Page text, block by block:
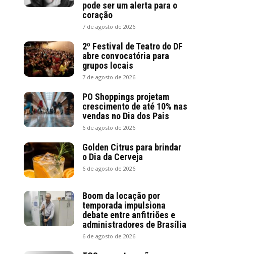
pode ser um alerta para o
coração
7 de agosto de 2026
2º Festival de Teatro do DF
abre convocatória para
grupos locais
7 de agosto de 2026
PO Shoppings projetam
crescimento de até 10% nas
vendas no Dia dos Pais
6 de agosto de 2026
Golden Citrus para brindar
o Dia da Cerveja
6 de agosto de 2026
Boom da locação por
temporada impulsiona
debate entre anfitriões e
administradores de Brasília
6 de agosto de 2026